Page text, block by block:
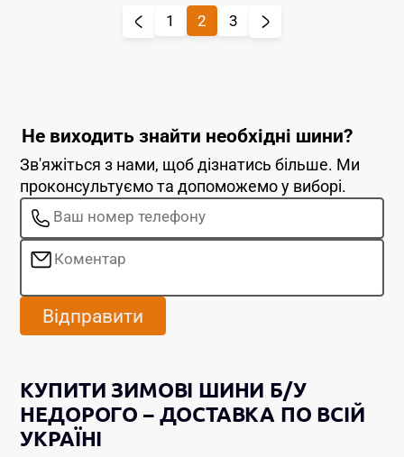
1 2 3
Не виходить знайти необхідні шини?
Зв'яжіться з нами, щоб дізнатись більше. Ми
проконсультуємо та допоможемо у виборі.
Відправити
КУПИТИ ЗИМОВІ ШИНИ Б/У
НЕДОРОГО – ДОСТАВКА ПО ВСІЙ
УКРАЇНІ